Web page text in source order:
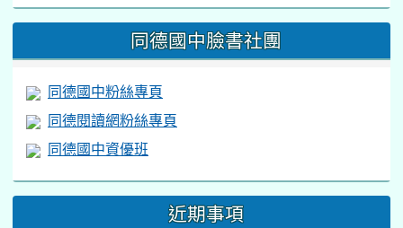
https://www.facebook.com/share/v/1BsLSkstia/
同德國中臉書社團
同德國中粉絲專頁
同德閱讀網粉絲專頁
同德國中資優班
近期事項